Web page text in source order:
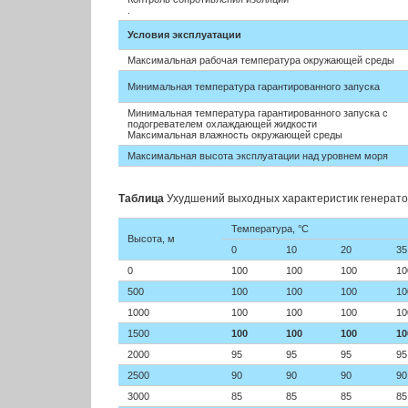
Условия эксплуатации
Максимальная рабочая температура окружающей среды
Минимальная температура гарантированного запуска
Минимальная температура гарантированного запуска с
подогревателем охлаждающей жидкости
Максимальная влажность окружающей среды
Максимальная высота эксплуатации над уровнем моря
Таблица Ухудшений выходных характеристик
Высота, м
Температура, °C
0
10 20
35
0
100 100 100
500
100 100 100
1000
100 100 100
1500
100 100 100
2000
95 95 95
95
2500
90 90 90
90
3000
85 85 85
85